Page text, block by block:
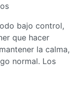
bajo control,
que hacer
la calma,
normal. Los